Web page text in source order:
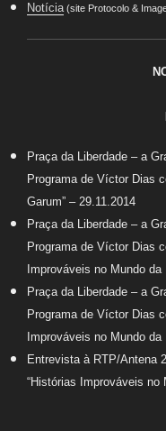
Notícia (site Protocolo &
Praça da Liberdade – a
Programa de Víctor Dias
Garum” – 29.11.2014
Praça da Liberdade – a
Programa de Víctor Dias
Improváveis no Mundo
Praça da Liberdade – a
Programa de Víctor Dias
Improváveis no Mundo
Entrevista à RTP/Antena
“Histórias Improváveis no